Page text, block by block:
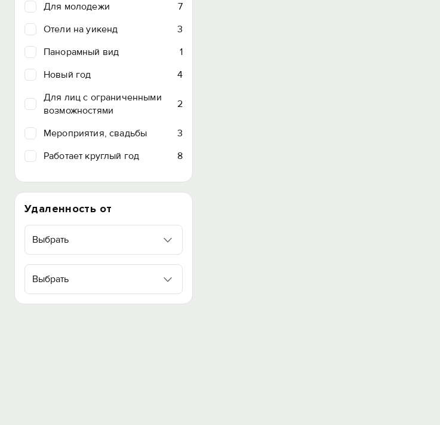
Для молодежи
7
Отели на уикенд
3
Панорамный вид
1
Новый год
4
Для лиц с ограниченными
возможностями
2
Мероприятия, свадьбы
3
Работает круглый год
8
Удаленность от
Выбрать
Выбрать